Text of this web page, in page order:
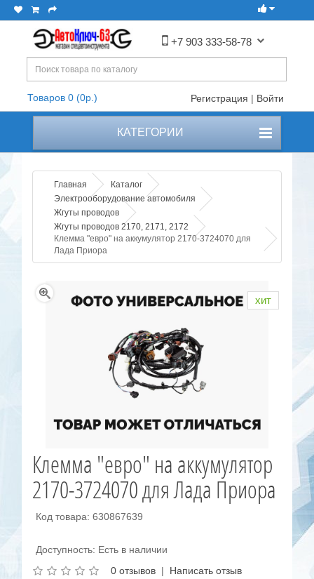
+7 903 333-58-78
Товаров 0 (0р.) Регистрация | Войти
КАТЕГОРИИ
Главная
Каталог
Электрооборудование автомобиля
Жгуты проводов
Жгуты проводов 2170, 2171, 2172
Клемма "евро" на аккумулятор 2170-3724070 для
Лада Приора
хит
Клемма "евро" на аккумулятор
2170-3724070 для Лада Приора
Код товара: 630867639
Доступность: Есть в наличии
0 отзывов | Написать отзыв